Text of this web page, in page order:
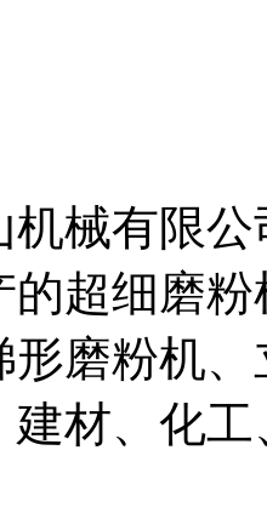
机械有限
的超细磨
形磨粉机
建材、化